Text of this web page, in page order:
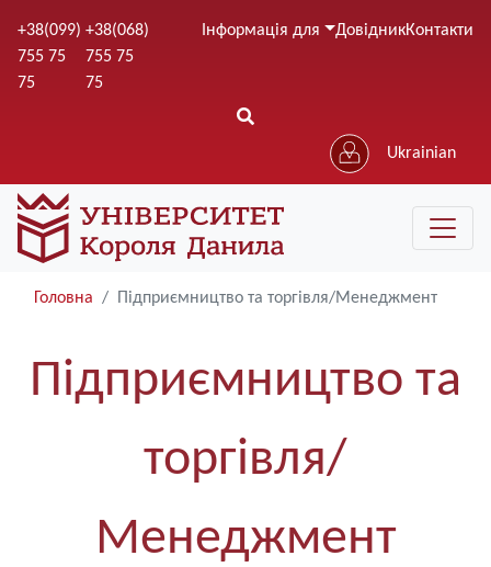
до
+38(099)
755 75
75
+38(068)
755 75
75
Інформація для ДовідникКонтакти
Ukrainian
Головна Підприємництво та торгівля/Менеджмент
Підприємництво та
торгівля/
Менеджмент